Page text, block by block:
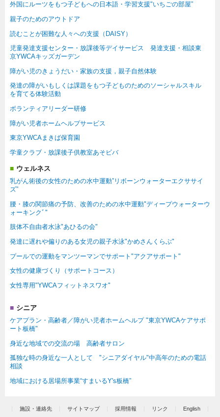
外国にルーツをもつ子どもへの日本語・学習支援"いちごの部屋”
親子のためのアウトドア
読むことが困難な人々への支援（DAISY）
児童発達支援センター・放課後等デイサービス 発達支援・相談東
京YWCAキッズガーデン
障がい児のきょうだい・家族の支援，親子自然体験
発達の障がいもしくは課題をもつ子どものためのソーシャルスキル
を育てる体験活動
ボランティアリーダー研修
障がい児者ホームヘルプサービス
東京YWCAまきば保育園
学童クラブ・放課後子供教室あそビバ
ウェルネス
乳がん術後の女性のための水中運動”リボーンウォーターエクササイ
ズ”
腰・膝の関節痛の予防、改善のための水中運動"ディープウォーターウ
ォーキンクﾞ"
肢体不自由者水泳"あひるの会"
発達に遅れや偏りのある女児の親子水泳"かめさんくらぶ"
プールでの運動をマンツーマンでサポート"アクアサポート"
女性の健康づくり（サポートコース）
女性専用"YWCAフィットネスワオ"
シニア
ケアプラン・高齢者／障がい児者ホームヘルプ "東京YWCAケアサポ
ート板橋"
身近な地域での交流の場 高齢者サロン
孤独な時の身近な一人として "シニアダイヤル"中高年のための電話
相談
地域における居場所事業“すまいるY's板橋”
施設・連絡先 サイトマップ 採用情報 リンク English